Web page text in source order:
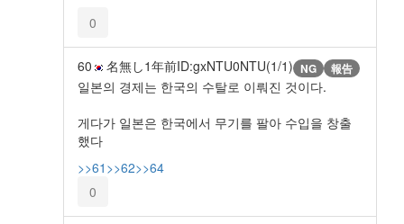
0
60 名無し1年前ID:gxNTU0NTU(1/1) NG 報告
일본의 경제는 한국의 수탈로 이뤄진 것이다.
게다가 일본은 한국에서 무기를 팔아 수입을 창출
했다
>>61 >>62>>64
0